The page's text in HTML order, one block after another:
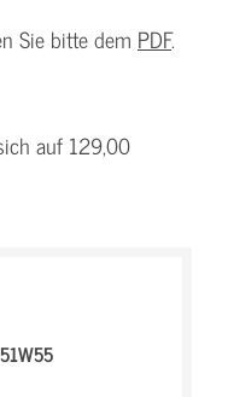
Sie bitte dem PDF.
auf 129,00